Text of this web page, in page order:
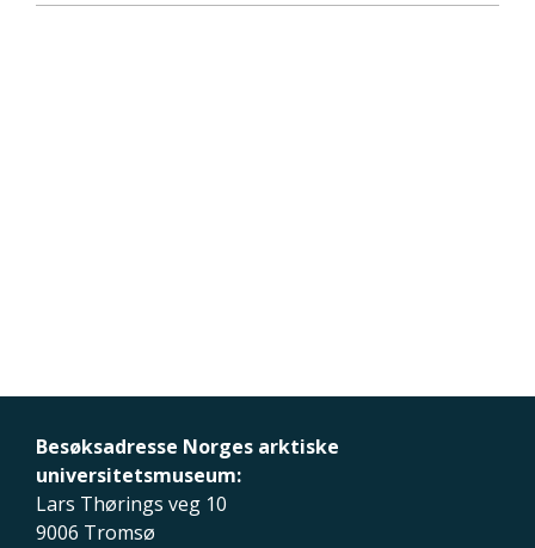
Besøksadresse Norges arktiske
universitetsmuseum:
Lars Thørings veg 10
9006 Tromsø